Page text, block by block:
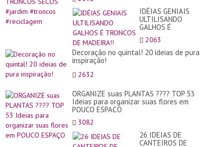
IDÉIAS GENIAIS
ULTILISANDO
GALHOS É
TRONCOS DE
MADEIRA!!
2063
Decoração no quintal! 20 ideias de pura
inspiração!
2632
ORGANIZE suas PLANTAS ???? TOP 53
Ideias para organizar suas flores em
POUCO ESPAÇO
3082
26 IDEIAS DE
CANTEIROS DE